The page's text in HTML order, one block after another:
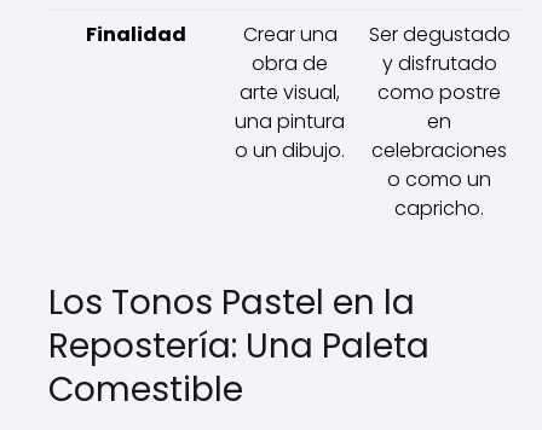
Finalidad
Crear una
obra de
arte visual,
una pintura
o un dibujo.
Ser degustado
y disfrutado
como postre
en
celebraciones
o como un
capricho.
Los Tonos Pastel en la
Repostería: Una Paleta
Comestible